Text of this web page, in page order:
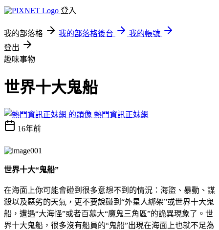
登入
我的部落格 我的部落格後台
我的帳號
登出
趣味事物
世界十大鬼船
熱門資訊正妹網
16年前
世界十大“鬼船”
在海面上你可能會碰到很多意想不到的情況：海盜、暴動、謀
殺以及惡劣的天氣，更不要說碰到“外星人綁架”或世界十大鬼
船，遭遇“大海怪”或者百慕大“魔鬼三角區”的詭異現象了。世
界十大鬼船，很多沒有船員的“鬼船”出現在海面上也就不足為